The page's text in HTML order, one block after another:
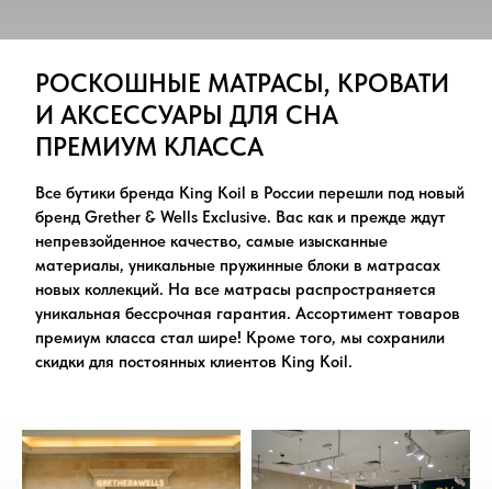
РОСКОШНЫЕ МАТРАСЫ, КРОВАТИ
И АКСЕССУАРЫ ДЛЯ СНА
ПРЕМИУМ КЛАССА
Все бутики бренда King Koil в России перешли под новый
бренд Grether & Wells Exclusive. Вас как и прежде ждут
непревзойденное качество, самые изысканные
материалы, уникальные пружинные блоки в матрасах
новых коллекций. На все матрасы распространяется
уникальная бессрочная гарантия. Ассортимент товаров
премиум класса стал шире! Кроме того, мы сохранили
скидки для постоянных клиентов King Koil.